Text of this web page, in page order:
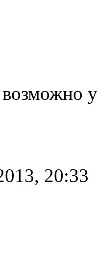
20:33